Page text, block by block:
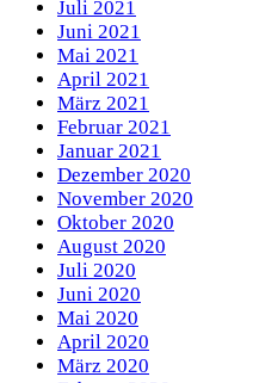
Juli 2021
Juni 2021
Mai 2021
April 2021
März 2021
Februar 2021
Januar 2021
Dezember 2020
November 2020
Oktober 2020
August 2020
Juli 2020
Juni 2020
Mai 2020
April 2020
März 2020